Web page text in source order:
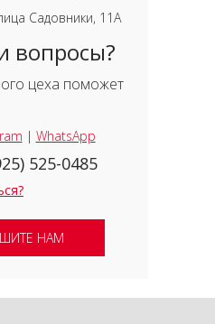
Садовники, 11А
вопросы?
цеха поможет
| WhatsApp
525-0485
НАМ